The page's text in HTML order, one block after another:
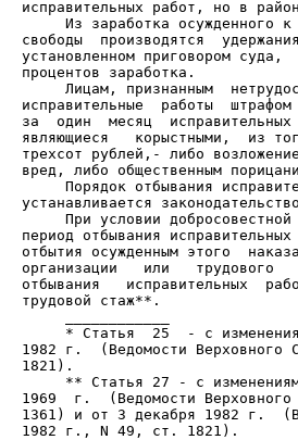
Из заработка осужденного
свободы  производятся
установленном приговором
Лицам, признанным
исправительные  работы
за  один  месяц
являющиеся   корыстными,  из
трехсот рублей,- либо
Порядок отбывания
При условии
период отбывания
отбытия осужденным этого
организации   или   трудового
отбывания   исправительных
* Статья  25  - с
1982 г.  (Ведомости
** Статья 27 - с
1969  г.  (Ведомости
1361) и от 3 декабря 1982 г.
1982 г., N 49, ст. 1821).